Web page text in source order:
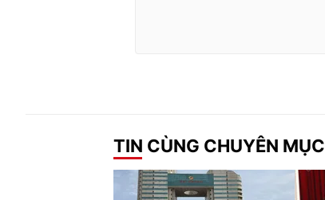
TIN CÙNG CHUYÊN MỤC